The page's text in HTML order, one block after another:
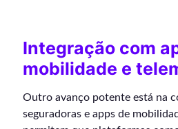
Integração com
mobilidade e
Outro avanço potente está na
seguradoras e apps de